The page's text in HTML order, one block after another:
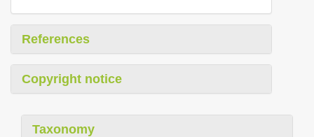
References
Copyright notice
Taxonomy